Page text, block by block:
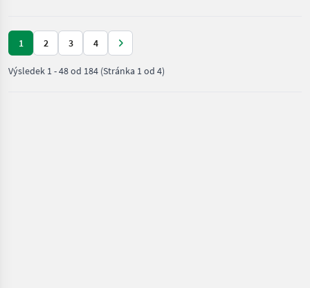
Krone
1 2 3 4
Výsledek 1-48od 184 (Stránka 1 od 4)